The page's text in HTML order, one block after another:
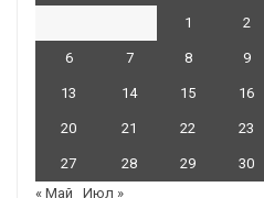
1 2
6 7 8 9
13 14 15 16
20 21 22 23
27 28 29
30
« Май
Июл »